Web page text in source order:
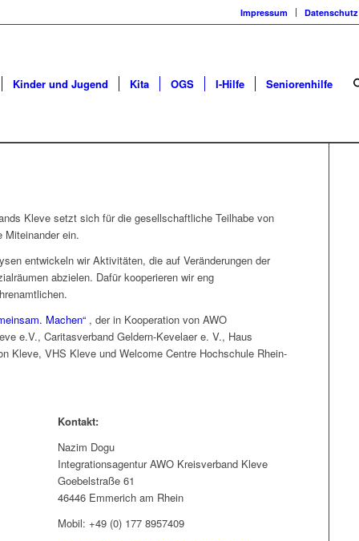
Impressum Datenschutz
Kinder und Jugend Kita OGS I-Hilfe Seniorenhilfe
Kleve setzt sich für die gesellschaftliche Teilhabe von
Miteinander ein.
entwickeln wir Aktivitäten, die auf Veränderungen der
abzielen. Dafür kooperieren wir eng
Machen“ , der in Kooperation von AWO
e.V., Caritasverband Geldern-Kevelaer e. V., Haus
Kleve, VHS Kleve und Welcome Centre Hochschule Rhein-
Kontakt:
Nazim Dogu
Integrationsagentur AWO Kreisverband Kleve
Goebelstraße 61
46446 Emmerich am Rhein
Mobil: +49 (0) 177 8957409